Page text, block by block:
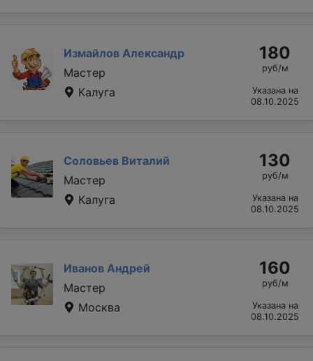
Измайлов Александр
Мастер
Калуга
180
руб/м
Указана на
08.10.2025
Соловьев Виталий
Мастер
Калуга
130
руб/м
Указана на
08.10.2025
Иванов Андрей
Мастер
Москва
160
руб/м
Указана на
08.10.2025